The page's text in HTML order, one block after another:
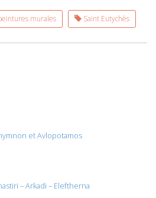
murales Saint Eutychès
et Avlopotamos
– Arkadi – Eleftherna